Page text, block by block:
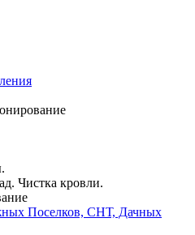
Чистка кровли.
Поселков, СНТ, Дачных